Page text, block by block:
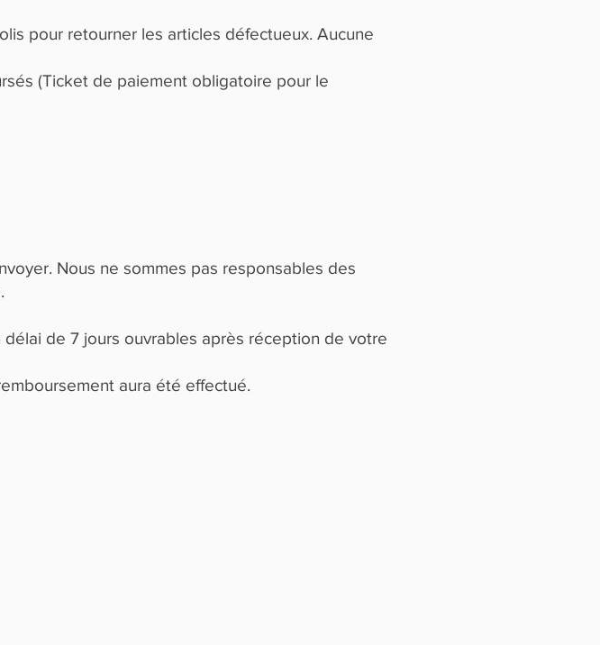
pour retourner les articles défectueux. Aucune
(Ticket de paiement obligatoire pour le
Nous ne sommes pas responsables des
de 7 jours ouvrables après réception de votre
aura été effectué.